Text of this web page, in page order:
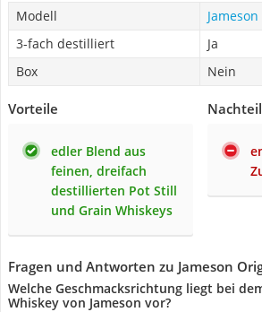
Modell
3-fach destilliert
Ja
Box
Nein
Vorteile
edler Blend aus
feinen, dreifach
destillierten Pot Still
und Grain Whiskeys
Fragen und Antworten zu Jameson
Welche Geschmacksrichtung liegt bei
Whiskey von Jameson vor?